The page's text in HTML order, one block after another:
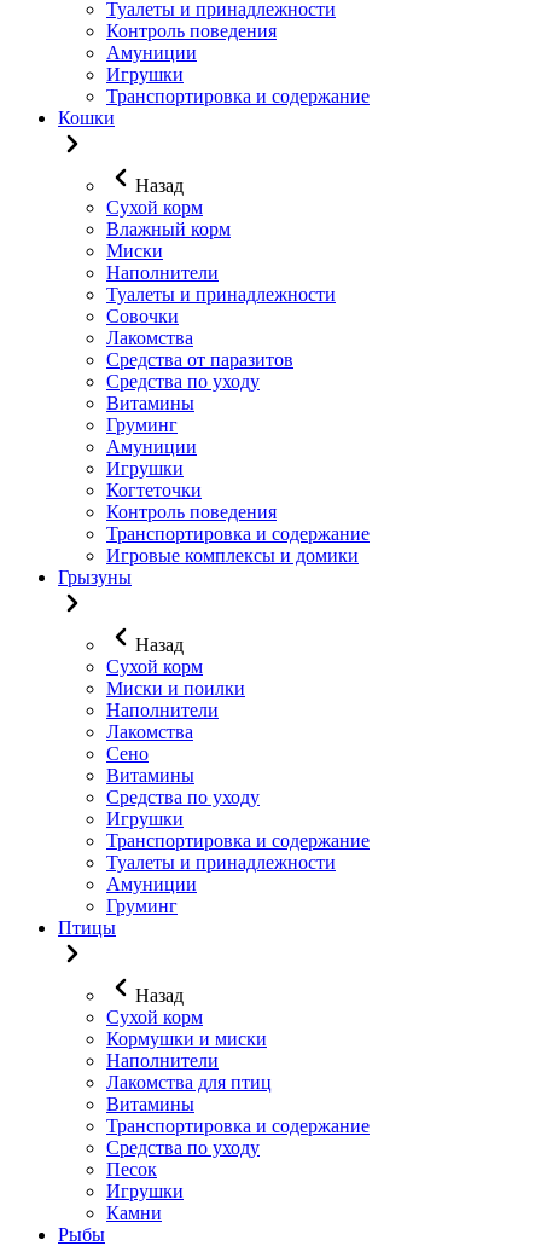
Туалеты и принадлежности
Контроль поведения
Амуниции
Игрушки
Транспортировка и содержание
Кошки
Назад
Сухой корм
Влажный корм
Миски
Наполнители
Туалеты и принадлежности
Совочки
Лакомства
Средства от паразитов
Средства по уходу
Витамины
Груминг
Амуниции
Игрушки
Когтеточки
Контроль поведения
Транспортировка и содержание
Игровые комплексы и домики
Грызуны
Назад
Сухой корм
Миски и поилки
Наполнители
Лакомства
Сено
Витамины
Средства по уходу
Игрушки
Транспортировка и содержание
Туалеты и принадлежности
Амуниции
Груминг
Птицы
Назад
Сухой корм
Кормушки и миски
Наполнители
Лакомства для птиц
Витамины
Транспортировка и содержание
Средства по уходу
Песок
Игрушки
Камни
Рыбы